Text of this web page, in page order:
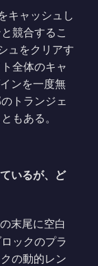
キャッシュし
競合するこ
ュをクリアす
全体のキャ
ンを一度無
トランジェ
もある。
いるが、ど
の末尾に空白
ックのプラ
の動的レン